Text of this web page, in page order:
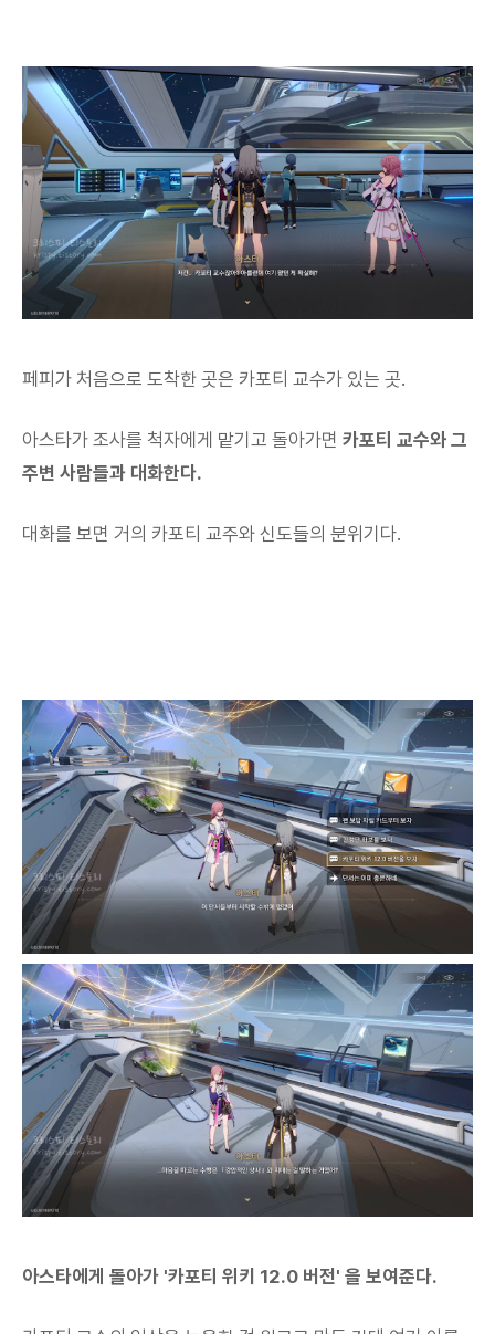
페피가 처음으로 도착한 곳은 카포티 교수가 있는 곳.
아스타가 조사를 척자에게 맡기고 돌아가면 카포티 교수와 그
주변 사람들과 대화한다.
대화를 보면 거의 카포티 교주와 신도들의 분위기다.
아스타에게 돌아가 '카포티 위키 12.0 버전' 을 보여준다.